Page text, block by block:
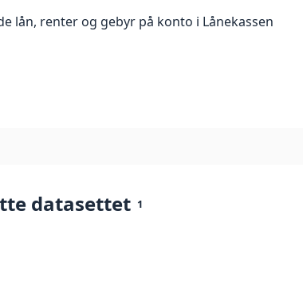
lån, renter og gebyr på konto i Lånekassen
datasettet 1